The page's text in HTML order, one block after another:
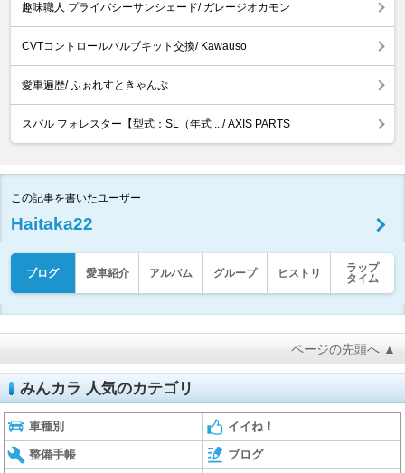
趣味職人 プライバシーサンシェード/ ガレージオカモン
CVTコントロールバルブキット交換/ Kawauso
愛車遍歴/ ふぉれすときゃんぷ
スバル フォレスター【型式：SL（年式 .../ AXIS PARTS
この記事を書いたユーザー
Haitaka22
ブログ 愛車紹介 アルバム グループ ヒストリ
ラップ
タイム
ページの先頭へ ▲
みんカラ 人気のカテゴリ
車種別 イイね！
整備手帳 ブログ